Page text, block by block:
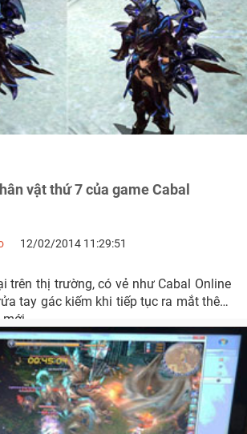
vật thứ 7 của game Cabal
12/02/2014 11:29:51
trên thị trường, có vẻ như Cabal Online
tay gác kiếm khi tiếp tục ra mắt thêm